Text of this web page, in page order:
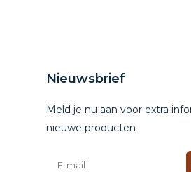
Nieuwsbrief
Meld je nu aan voor extra
nieuwe producten